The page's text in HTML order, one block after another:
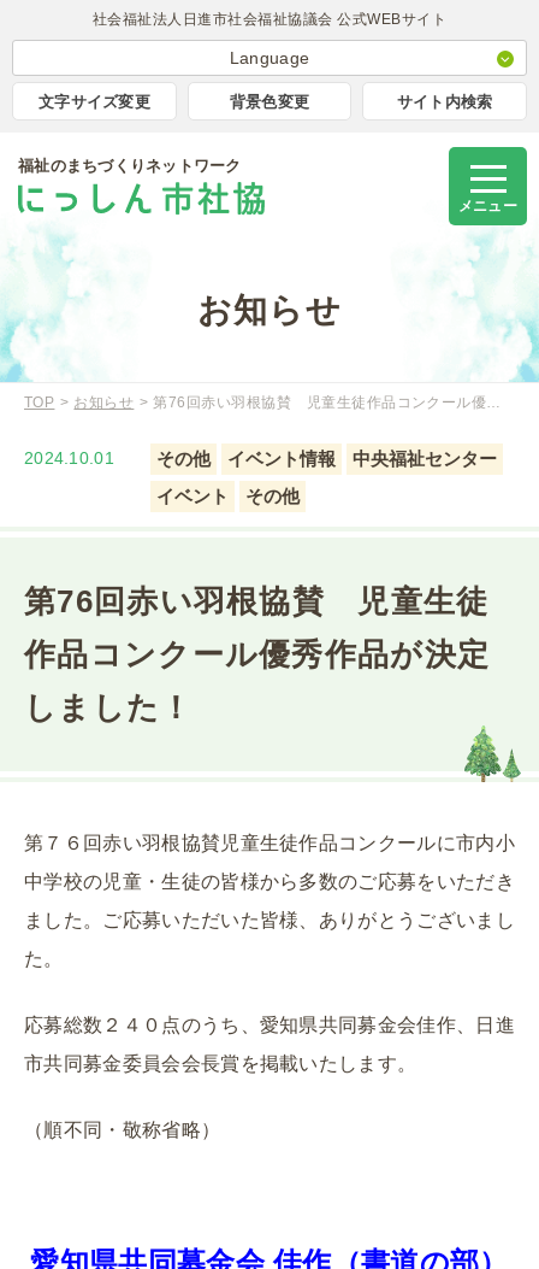
社会福祉法人日進市社会福祉協議会 公式WEBサイト
Language
日本語
簡体中文
Korea
文字サイズ変更 背景色変更 サイト内検索
福祉のまちづくりネットワーク
メニュー
お知らせ
TOP お知らせ 第76回赤い羽根協賛 児童生徒作品コンクール優…
2024.10.01 その他 イベント情報
中央福祉センター
イベント
その他
第76回赤い羽根協賛 児童生徒
作品コンクール優秀作品が決定
しました！
第７６回赤い羽根協賛児童生徒作品コンクールに市内小
中学校の児童・生徒の皆様から多数のご応募をいただき
ました。ご応募いただいた皆様、ありがとうございまし
た。
応募総数２４０点のうち、愛知県共同募金会佳作、日進
市共同募金委員会会長賞を掲載いたします。
（順不同・敬称省略）